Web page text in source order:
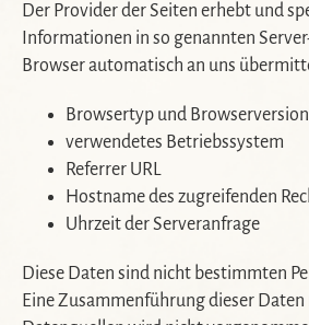
Der Provider der Seiten erhebt und
Informationen in so genannten
Browser automatisch an uns
Browsertyp und Browserversion
verwendetes Betriebssystem
Referrer URL
Hostname des zugreifenden
Uhrzeit der Serveranfrage
Diese Daten sind nicht bestimmten
Eine Zusammenführung dieser